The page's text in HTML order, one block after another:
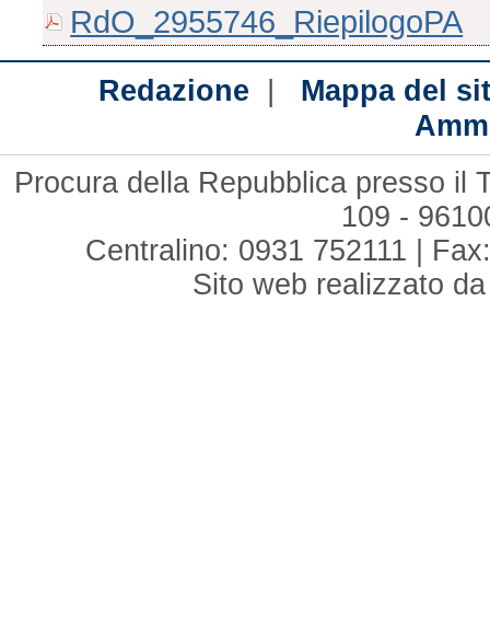
RdO_2955746_RiepilogoPA
Redazione | Mappa del
Procura della Repubblica presso il
109 -
Centralino: 0931 752111 |
Sito web realizzato